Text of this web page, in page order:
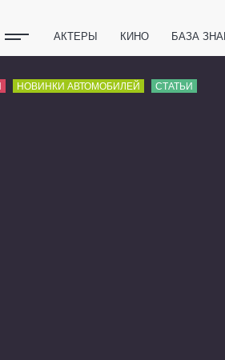
АКТЕРЫ КИНО БАЗА
ФИТНЕС ТЕХНОЛОГИИ
НОВИНКИ АВТОМОБИЛЕЙ СТАТЬИ